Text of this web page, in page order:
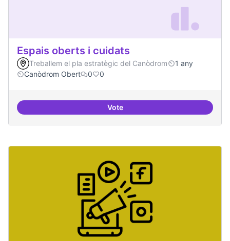
Espais oberts i cuidats
Treballem el pla estratègic del Canòdrom
1 any
Canòdrom Obert
0 0
VoteEspais oberts i cuidats